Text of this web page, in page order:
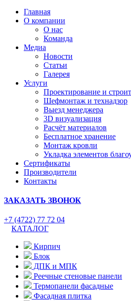
Главная
О компании
О нас
Команда
Медиа
Новости
Статьи
Галерея
Услуги
Проектирование и
Шефмонтаж и технадзор
Выезд менеджера
3D визуализация
Расчёт материалов
Бесплатное хранение
Монтаж кровли
Укладка элементов
Сертификаты
Производители
Контакты
ЗАКАЗАТЬ ЗВОНОК
+7 (4722) 77 72 04
КАТАЛОГ
Кирпич
Блок
ДПК и МПК
Реечные стеновые панели
Термопанели фасадные
Фасадная плитка